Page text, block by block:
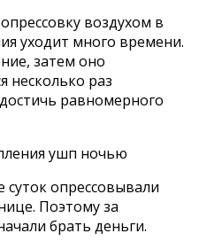
воздухом в
уходит много времени.
затем оно
несколько раз
равномерного
суток опрессовывали
Поэтому за
брать деньги.